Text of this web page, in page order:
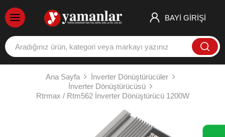
BAYİ GİRİŞİ
Ana Sayfa
İnverter Dönüştürücüler
İnverter Dönüştürücüsü
Rtrmax / Rtm562 İnverter Dönüştürücü 1200W